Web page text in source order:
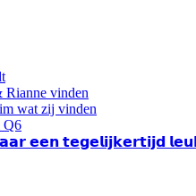
vinden
wat zij vinden
Q6
𝗲𝗲𝗻 𝘁𝗲𝗴𝗲𝗹𝗶𝗷𝗸𝗲𝗿𝘁𝗶𝗷𝗱